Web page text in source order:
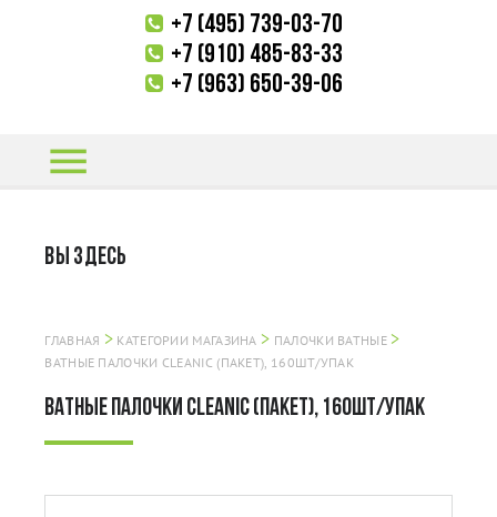
+7 (495) 739-03-70
+7 (910) 485-83-33
+7 (963) 650-39-06
menu
ВЫ ЗДЕСЬ
ГЛАВНАЯ > КАТЕГОРИИ МАГАЗИНА > ПАЛОЧКИ ВАТНЫЕ >
ВАТНЫЕ ПАЛОЧКИ CLEANIC (ПАКЕТ), 160ШТ/УПАК
ВАТНЫЕ ПАЛОЧКИ CLEANIC (ПАКЕТ), 160ШТ/УПАК